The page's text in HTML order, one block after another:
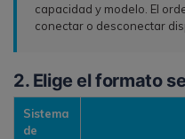
capacidad y modelo. El
conectar o desconectar
2. Elige el formato
Sistema
de